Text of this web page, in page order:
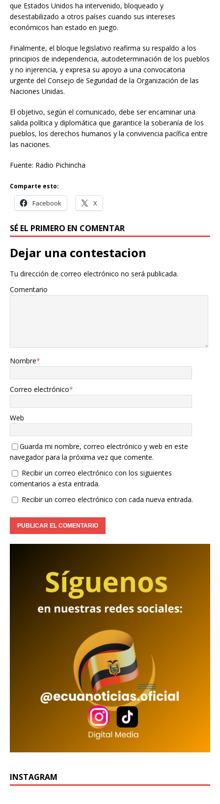
que Estados Unidos ha intervenido, bloqueado y
desestabilizado a otros países cuando sus intereses
económicos han estado en juego.
Finalmente, el bloque legislativo reafirma su respaldo a los
principios de independencia, autodeterminación de los pueblos
y no injerencia, y expresa su apoyo a una convocatoria
urgente del Consejo de Seguridad de la Organización de las
Naciones Unidas.
El objetivo, según el comunicado, debe ser encaminar una
salida política y diplomática que garantice la soberanía de los
pueblos, los derechos humanos y la convivencia pacífica entre
las naciones.
Fuente: Radio Pichincha
Comparte esto:
Facebook X
SÉ EL PRIMERO EN COMENTAR
Dejar una contestacion
Tu dirección de correo electrónico no será publicada.
Comentario
Nombre*
Correo electrónico*
Web
Guarda mi nombre, correo electrónico y web en este
navegador para la próxima vez que comente.
Recibir un correo electrónico con los siguientes
comentarios a esta entrada.
Recibir un correo electrónico con cada nueva entrada.
INSTAGRAM